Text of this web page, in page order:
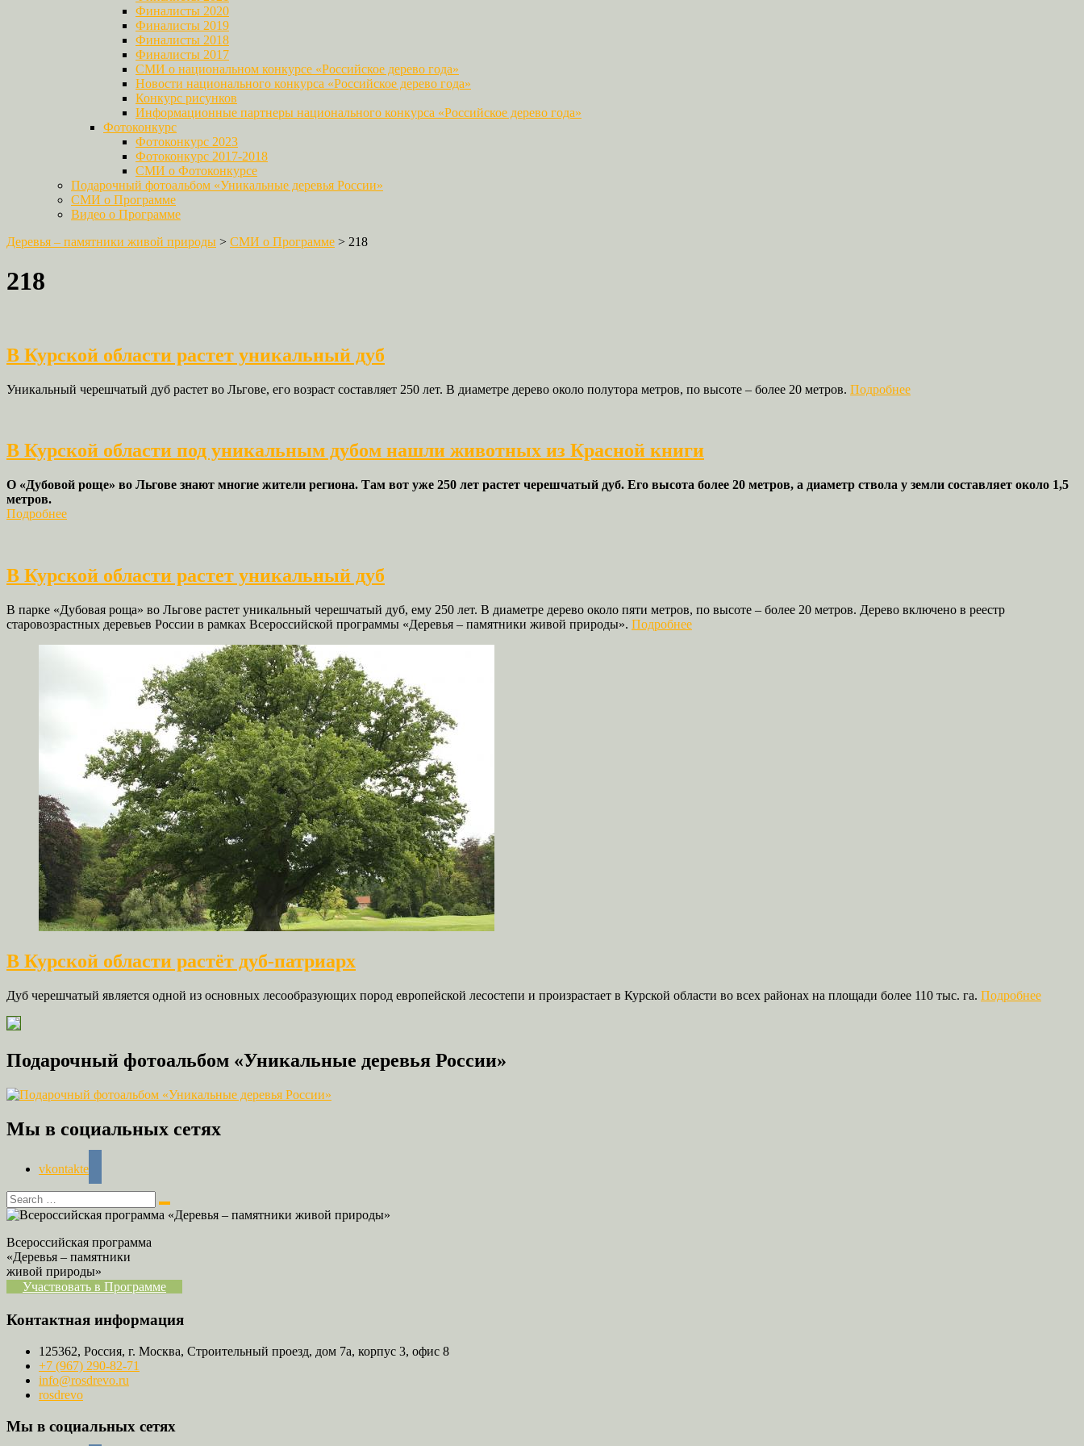
Финалисты 2020
Финалисты 2019
Финалисты 2018
Финалисты 2017
СМИ о национальном конкурсе «Российское дерево года»
Новости национального конкурса «Российское дерево года»
Конкурс рисунков
Информационные партнеры национального конкурса «Российское дерево года»
Фотоконкурс
Фотоконкурс 2023
Фотоконкурс 2017-2018
СМИ о Фотоконкурсе
Подарочный фотоальбом «Уникальные деревья России»
СМИ о Программе
Видео о Программе
Деревья – памятники живой природы > СМИ о Программе > 218
218
В Курской области растет уникальный дуб
Уникальный черешчатый дуб растет во Льгове, его возраст составляет 250 лет. В диаметре дерево около полутора метров, по высоте – более 20 метров. Подробнее
В Курской области под уникальным дубом нашли животных из Красной книги
О «Дубовой роще» во Льгове знают многие жители региона. Там вот уже 250 лет растет черешчатый дуб. Его высота более 20 метров, а диаметр ствола у земли составляет около 1,5
метров.
Подробнее
В Курской области растет уникальный дуб
В парке «Дубовая роща» во Льгове растет уникальный черешчатый дуб, ему 250 лет. В диаметре дерево около пяти метров, по высоте – более 20 метров. Дерево включено в реестр
старовозрастных деревьев России в рамках Всероссийской программы «Деревья – памятники живой природы». Подробнее
В Курской области растёт дуб-патриарх
Дуб черешчатый является одной из основных лесообразующих пород европейской лесостепи и произрастает в Курской области во всех районах на площади более 110 тыс. га. Подробнее
Подарочный фотоальбом «Уникальные деревья России»
Мы в социальных сетях
vkontakte
Всероссийская программа
«Деревья – памятники
живой природы»
Участвовать в Программе
Контактная информация
125362, Россия, г. Москва, Строительный проезд, дом 7а, корпус 3, офис 8
+7 (967) 290-82-71
info@rosdrevo.ru
rosdrevo
Мы в социальных сетях